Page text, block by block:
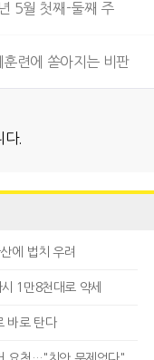
5월 첫째-둘째 주
련에 쏟아지는 비판
다.
에 법치 우려
1만8천대로 약세
바로 탄다